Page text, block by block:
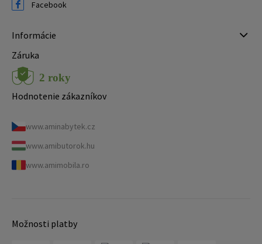
Facebook
Informácie
Záruka
Hodnotenie zákazníkov
www.aminabytek.cz
www.amibutorok.hu
www.amimobila.ro
Možnosti platby